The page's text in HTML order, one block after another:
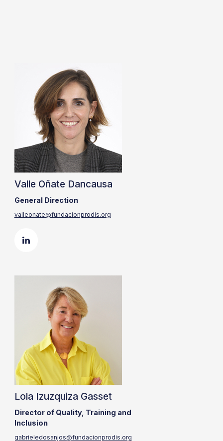
Valle Oñate Dancausa
General Direction
valleonate@fundacionprodis.org
Lola Izuzquiza Gasset
Director of Quality, Training and
Inclusion
gabrieledosanjos@fundacionprodis.org